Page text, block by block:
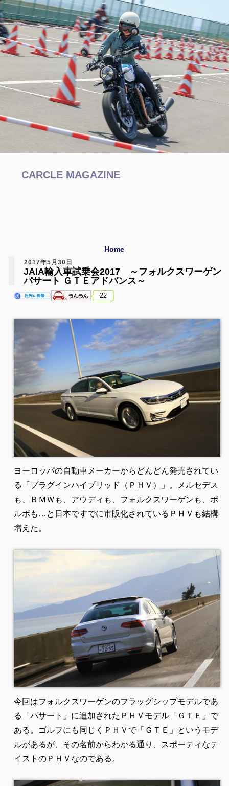
CARCLE MAGAZINE
Home
2017年5月30日
JAIA輸入車試乗会2017 ～フォルクスワーゲン
パサート ＧＴＥアドバンス～
22
ヨーロッパの自動車メーカーからどんどん発売されてい
る「プラグインハイブリッド（ＰＨＶ）」。メルセデス
も、ＢＭＷも、アウディも、フォルクスワーゲンも、ボ
ルボも…と日本ですでに市販化されているＰＨＶも結構
増えた。
今回はフォルクスワーゲンのフラッグシップモデルであ
る「パサート」に追加されたＰＨＶモデル「ＧＴＥ」で
ある。ゴルフにも同じくＰＨＶで「ＧＴＥ」というモデ
ルがあるが、その名前からわかる通り、スポーティなテ
イストのＰＨＶなのである。